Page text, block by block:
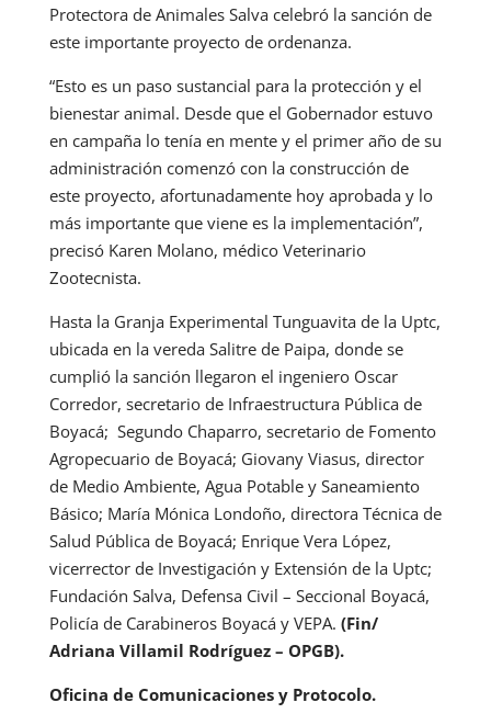
Protectora de Animales Salva celebró la sanción de
este importante proyecto de ordenanza.
“Esto es un paso sustancial para la protección y el
bienestar animal. Desde que el Gobernador estuvo
en campaña lo tenía en mente y el primer año de su
administración comenzó con la construcción de
este proyecto, afortunadamente hoy aprobada y lo
más importante que viene es la implementación”,
precisó Karen Molano, médico Veterinario
Zootecnista.
Hasta la Granja Experimental Tunguavita de la Uptc,
ubicada en la vereda Salitre de Paipa, donde se
cumplió la sanción llegaron el ingeniero Oscar
Corredor, secretario de Infraestructura Pública de
Boyacá; Segundo Chaparro, secretario de Fomento
Agropecuario de Boyacá; Giovany Viasus, director
de Medio Ambiente, Agua Potable y Saneamiento
Básico; María Mónica Londoño, directora Técnica de
Salud Pública de Boyacá; Enrique Vera López,
vicerrector de Investigación y Extensión de la Uptc;
Fundación Salva, Defensa Civil – Seccional Boyacá,
Policía de Carabineros Boyacá y VEPA. (Fin/
Adriana Villamil Rodríguez – OPGB).
Oficina de Comunicaciones y Protocolo.